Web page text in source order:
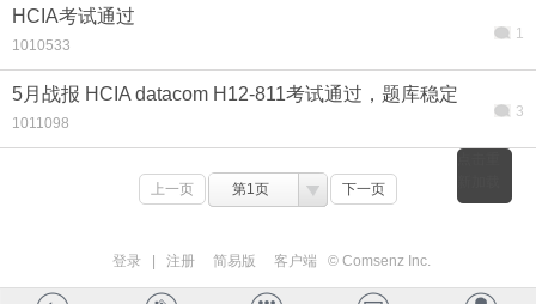
HCIA考试通过
1010533
1
5月战报 HCIA datacom H12-811考试通过，题库稳定
1011098
3
上一页 第1页 下一页
登录 注册 简易版 客户端 © Comsenz Inc.